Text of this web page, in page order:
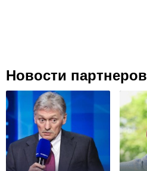
Новости партнеров